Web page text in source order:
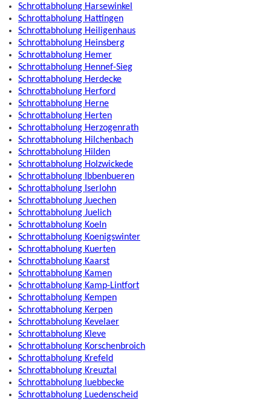
Schrottabholung Harsewinkel
Schrottabholung Hattingen
Schrottabholung Heiligenhaus
Schrottabholung Heinsberg
Schrottabholung Hemer
Schrottabholung Hennef-Sieg
Schrottabholung Herdecke
Schrottabholung Herford
Schrottabholung Herne
Schrottabholung Herten
Schrottabholung Herzogenrath
Schrottabholung Hilchenbach
Schrottabholung Hilden
Schrottabholung Holzwickede
Schrottabholung Ibbenbueren
Schrottabholung Iserlohn
Schrottabholung Juechen
Schrottabholung Juelich
Schrottabholung Koeln
Schrottabholung Koenigswinter
Schrottabholung Kuerten
Schrottabholung Kaarst
Schrottabholung Kamen
Schrottabholung Kamp-Lintfort
Schrottabholung Kempen
Schrottabholung Kerpen
Schrottabholung Kevelaer
Schrottabholung Kleve
Schrottabholung Korschenbroich
Schrottabholung Krefeld
Schrottabholung Kreuztal
Schrottabholung luebbecke
Schrottabholung Luedenscheid